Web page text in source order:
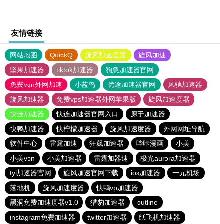
友情链接
网站地图 QuickQ 旋风加速度器
旋风加速
坚果加速器
tiktok加速器
狗急加速器官网
免费vqn外网加速
小蓝鸟 优途加速器官网
风驰加速器
旋风加速器
免费vps加速器外网苹果版
旋风加速度器
快连加速器
快连加速器官网入口
原子加速器
快鸭加速器
快柠檬加速器 旋风加速度器
外网网址导航
软件中心
雷霆加速 狂飙加速器 哔咔漫画
小美
小美vpn
小美加速器 雷霆加器速
极光aurora加速器
tyl加速器官网
旋风加速官网下载 ios加速器
一元机场
落地机
旋风加速度器
快鸭vp加速器
黑洞免费加速度器v1.0
猎豹加速器
outline
instagram免费加速器
twitter加速器 纸飞机加速器